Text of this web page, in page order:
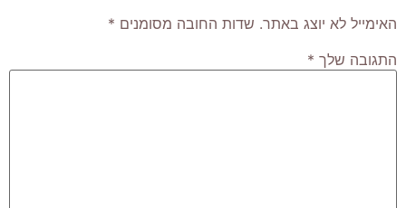
האימייל לא יוצג באתר. שדות החובה מסומנים *
התגובה שלך *